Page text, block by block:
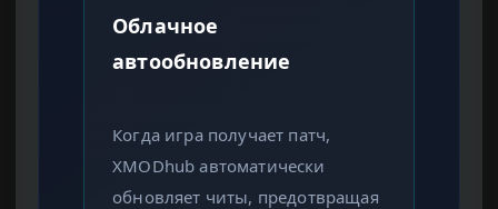
Облачное
автообновление
Когда игра получает патч,
XMODhub автоматически
обновляет читы, предотвращая